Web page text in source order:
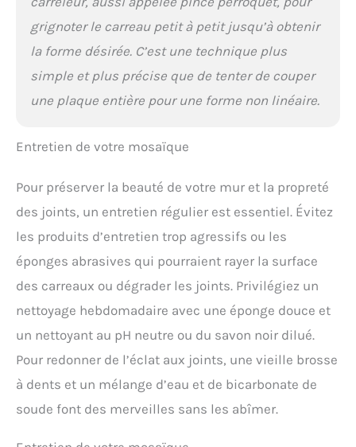
grignoter le carreau petit à petit jusqu’à obtenir
la forme désirée. C’est une technique plus
simple et plus précise que de tenter de couper
une plaque entière pour une forme non linéaire.
Entretien de votre mosaïque
Pour préserver la beauté de votre mur et la propreté
des joints, un entretien régulier est essentiel. Évitez
les produits d’entretien trop agressifs ou les
éponges abrasives qui pourraient rayer la surface
des carreaux ou dégrader les joints. Privilégiez un
nettoyage hebdomadaire avec une éponge douce et
un nettoyant au pH neutre ou du savon noir dilué.
Pour redonner de l’éclat aux joints, une vieille brosse
à dents et un mélange d’eau et de bicarbonate de
soude font des merveilles sans les abîmer.